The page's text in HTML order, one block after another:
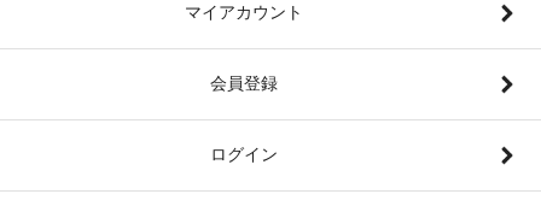
マイアカウント
会員登録
ログイン